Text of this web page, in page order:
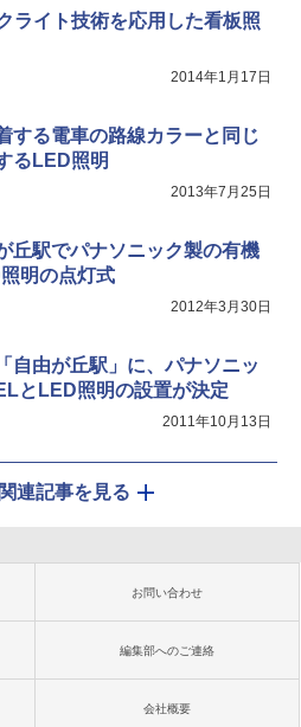
ライト技術を応用した看板照
2014年1月17日
する電車の路線カラーと同じ
るLED照明
2013年7月25日
丘駅でパナソニック製の有機
明の点灯式
2012年3月30日
自由が丘駅」に、パナソニッ
とLED照明の設置が決定
2011年10月13日
連記事を見る
お問い合わせ
編集部へのご連絡
会社概要